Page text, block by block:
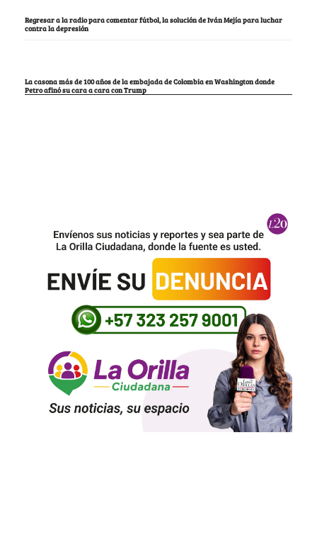
Regresar a la radio para comentar fútbol, la solución de Iván Mejía para luchar
contra la depresión
La casona más de 100 años de la embajada de Colombia en Washington donde
Petro afinó su cara a cara con Trump